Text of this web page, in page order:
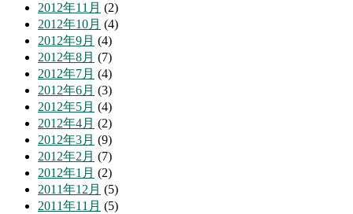
2012年11月 (2)
2012年10月 (4)
2012年9月 (4)
2012年8月 (7)
2012年7月 (4)
2012年6月 (3)
2012年5月 (4)
2012年4月 (2)
2012年3月 (9)
2012年2月 (7)
2012年1月 (2)
2011年12月 (5)
2011年11月 (5)